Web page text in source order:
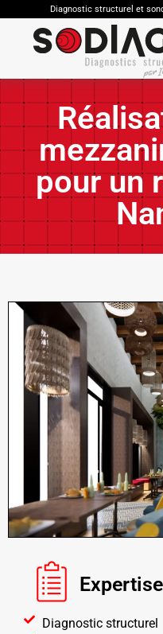
Diagnostic structurel et
pour un
Expertise
Diagnostic structurel